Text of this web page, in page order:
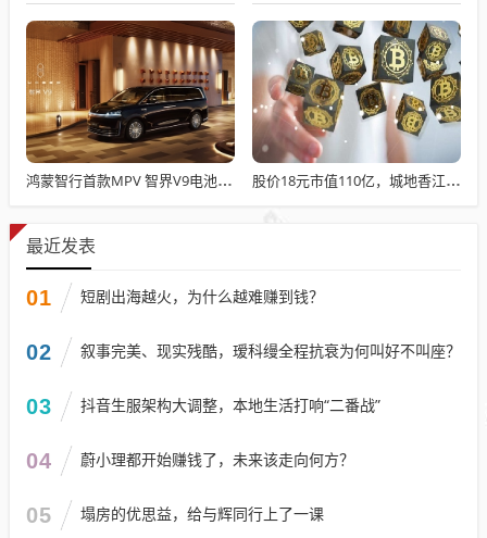
鸿蒙智行首款MPV 智界V9电池信息曝光：WLTC最远续航223km 股价18元市值110亿，城地香江却被查出连续7季财报失真
最近发表
01 短剧出海越火，为什么越难赚到钱？
02 叙事完美、现实残酷，瑷科缦全程抗衰为何叫好不叫座？
03 抖音生服架构大调整，本地生活打响“二番战”
04 蔚小理都开始赚钱了，未来该走向何方？
05 塌房的优思益，给与辉同行上了一课